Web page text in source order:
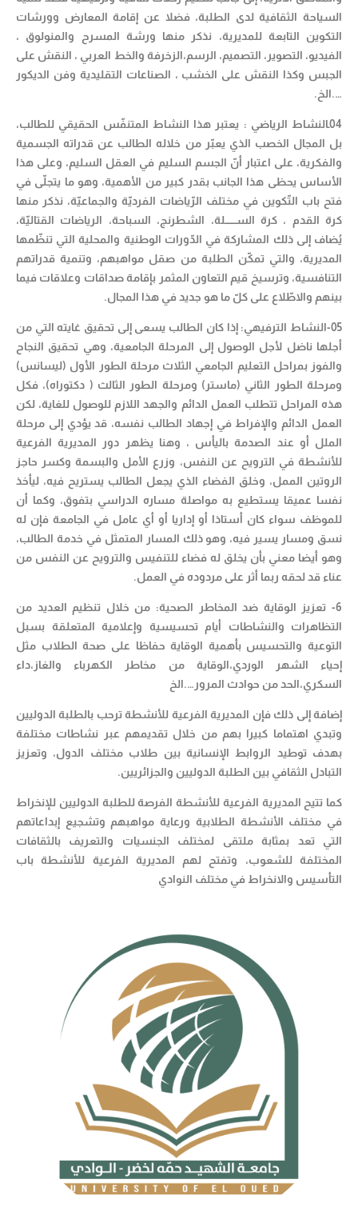
السياحة الثقافية لدى الطلبة، فضلا عن إقامة المعارض وورشات
التكوين التابعة للمديرية، نذكر منها ورشة المسرح والمنولوق ،
الفيديو، التصوير، التصميم، الرسم،الزخرفة والخط العربي ، النقش على
الجبس وكذا النقش على الخشب ، الصناعات التقليدية وفن الديكور
….الخ.
04ـالنشاط الرياضي : يعتبر هذا النشاط المتنفّس الحقيقي للطالب،
بل المجال الخصب الذي يعبّر من خلاله الطالب عن قدراته الجسمية
والفكرية، على اعتبار أنّ الجسم السليم في العقل السليم، وعلى هذا
الأساس يحظى هذا الجانب بقدر كبير من الأهمية، وهو ما يتجلّى في
فتح باب التّكوين في مختلف الرّياضات الفرديّة والجماعيّة، نذكر منها
كرة القدم ، كرة الســـــــلة، الشطرنج، السباحة، الرياضات القتاليّة،
يُضاف إلى ذلك المشاركة في الدّورات الوطنية والمحلية التي تنظّمها
المديرية، والتي تمكّن الطلبة من صقل مواهبهم، وتنمية قدراتهم
التنافسية، وترسيخ قيم التعاون المثمر بإقامة صداقات وعلاقات فيما
بينهم والاطّلاع على كلّ ما هو جديد في هذا المجال.
05-النشاط الترفيهي: إذا كان الطالب يسعى إلى تحقيق غايته التي من
أجلها ناضل لأجل الوصول إلى المرحلة الجامعية، وهي تحقيق النجاح
والفوز بمراحل التعليم الجامعي الثلاث مرحلة الطور الأول (ليسانس)
ومرحلة الطور الثاني (ماستر) ومرحلة الطور الثالث ( دكتوراه)، فكل
هذه المراحل تتطلب العمل الدائم والجهد اللازم للوصول للغاية، لكن
العمل الدائم والإفراط في إجهاد الطالب نفسه، قد يؤدي إلى مرحلة
الملل أو عند الصدمة باليأس ، وهنا يظهر دور المديرية الفرعية
للأنشطة في الترويح عن النفس، وزرع الأمل والبسمة وكسر حاجز
الروتين الممل، وخلق الفضاء الذي يجعل الطالب يستريح فيه، ليأخذ
نفسا عميقا يستطيع به مواصلة مساره الدراسي بتفوق، وكما أن
للموظف سواء كان أستاذا أو إداريا أو أي عامل في الجامعة فإن له
نسق ومسار يسير فيه، وهو ذلك المسار المتمثل في خدمة الطالب،
وهو أيضا معني بأن يخلق له فضاء للتنفيس والترويح عن النفس من
عناء قد لحقه ربما أثر على مردوده في العمل.
6- تعزيز الوقاية ضد المخاطر الصحية: من خلال تنظيم العديد من
التظاهرات والنشاطات أيام تحسيسية وإعلامية المتعلقة بسبل
التوعية والتحسيس بأهمية الوقاية حفاظا على صحة الطلاب مثل
إحياء الشهر الوردي،الوقاية من مخاطر الكهرباء والغاز،داء
السكري،الحد من حوادث المرور….الخ
إضافة إلى ذلك فإن المديرية الفرعية للأنشطة ترحب بالطلبة الدوليين
وتبدي اهتماما كبيرا بهم من خلال تقديمهم عبر نشاطات مختلفة
بهدف توطيد الروابط الإنسانية بين طلاب مختلف الدول، وتعزيز
التبادل الثقافي بين الطلبة الدوليين والجزائريين.
كما تتيح المديرية الفرعية للأنشطة الفرصة للطلبة الدوليين للإنخراط
في مختلف الأنشطة الطلابية ورعاية مواهبهم وتشجيع إبداعاتهم
التي تعد بمثابة ملتقى لمختلف الجنسيات والتعريف بالثقافات
المختلفة للشعوب، وتفتح لهم المديرية الفرعية للأنشطة باب
التأسيس والانخراط في مختلف النوادي